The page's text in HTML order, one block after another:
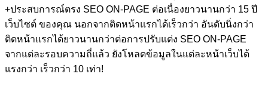
+ประสบการณ์ตรง SEO ON-PAGE ต่อเนื่องยาวนานกว่า 15 ปี
เว็บไซต์ ของคุณ นอกจากติดหน้าแรกได้เร็วกว่า อันดับนิ่งกว่า
ติดหน้าแรกได้ยาวนานกว่าต่อการปรับแต่ง SEO ON-PAGE
จากแต่ละรอบความถี่แล้ว ยังโหลดข้อมูลในแต่ละหน้าเว็บได้
แรงกว่า เร็วกว่า 10 เท่า!